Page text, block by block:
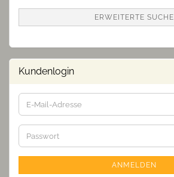
ERWEITERTE SUCHE
Kundenlogin
E-
Mail-
Adresse
Passwort
ANMELDEN